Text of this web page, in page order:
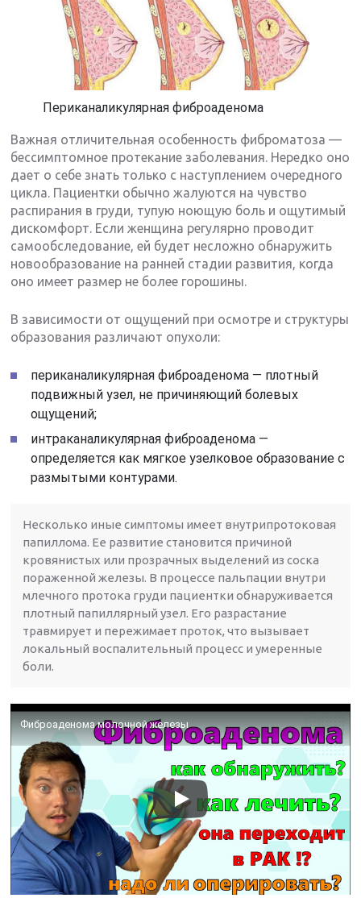
Периканаликулярная фиброаденома
Важная отличительная особенность фиброматоза —
бессимптомное протекание заболевания. Нередко оно
дает о себе знать только с наступлением очередного
цикла. Пациентки обычно жалуются на чувство
распирания в груди, тупую ноющую боль и ощутимый
дискомфорт. Если женщина регулярно проводит
самообследование, ей будет несложно обнаружить
новообразование на ранней стадии развития, когда
оно имеет размер не более горошины.
В зависимости от ощущений при осмотре и структуры
образования различают опухоли:
периканаликулярная фиброаденома — плотный
подвижный узел, не причиняющий болевых
ощущений;
интраканаликулярная фиброаденома —
определяется как мягкое узелковое образование с
размытыми контурами.
Несколько иные симптомы имеет внутрипротоковая
папиллома. Ее развитие становится причиной
кровянистых или прозрачных выделений из соска
пораженной железы. В процессе пальпации внутри
млечного протока груди пациентки обнаруживается
плотный папиллярный узел. Его разрастание
травмирует и пережимает проток, что вызывает
локальный воспалительный процесс и умеренные
боли.
Фиброаденома молочной железы